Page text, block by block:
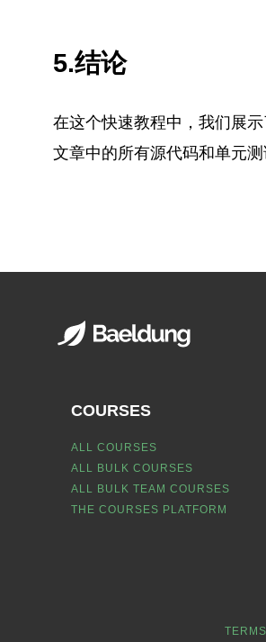
5.结论
在这个快速教程中，我们展示
文章中的所有源代码和单元
COURSES
ALL COURSES
ALL BULK COURSES
ALL BULK TEAM COURSES
THE COURSES PLATFORM